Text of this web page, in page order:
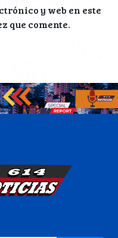
y web en este
que comente.